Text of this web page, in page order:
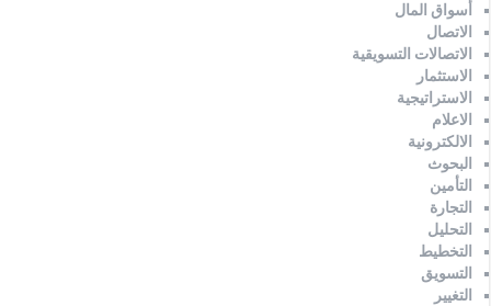
أسواق المال
الاتصال
الاتصالات التسويقية
الاستثمار
الاستراتيجية
الاعلام
الالكترونية
البحوث
التأمين
التجارة
التحليل
التخطيط
التسويق
التغيير